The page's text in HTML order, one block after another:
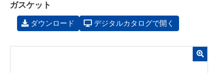
ガスケット
ダウンロード デジタルカタログで開く